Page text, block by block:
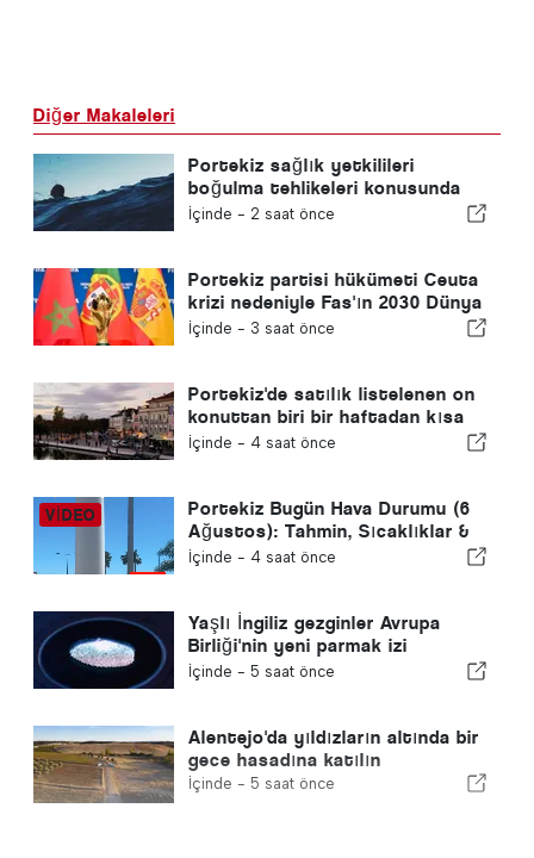
Diğer Makaleleri
Portekiz sağlık yetkilileri
boğulma tehlikeleri konusunda
uyardı
İçinde - 2 saat önce
Portekiz partisi hükümeti Ceuta
krizi nedeniyle Fas'ın 2030 Dünya
Kupası ev sahipliğini yeniden
İçinde - 3 saat önce
Portekiz'de satılık listelenen on
konuttan biri bir haftadan kısa
bir sürede satılıyor
İçinde - 4 saat önce
Portekiz Bugün Hava Durumu (6
Ağustos): Tahmin, Sıcaklıklar &
Ne Beklenmeli
İçinde - 4 saat önce
Yaşlı İngiliz gezginler Avrupa
Birliği'nin yeni parmak izi
kontrolleri ile mücadele ediyor
İçinde - 5 saat önce
Alentejo'da yıldızların altında bir
gece hasadına katılın
İçinde - 5 saat önce